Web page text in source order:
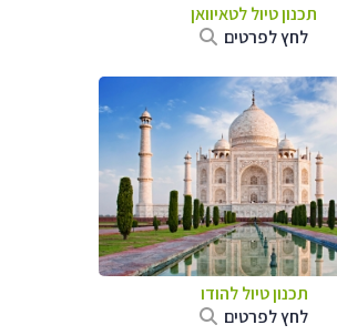
תכנון טיוללטאיוואן
לחץ לפרטים
תכנון טיוללהודו
לחץ לפרטים